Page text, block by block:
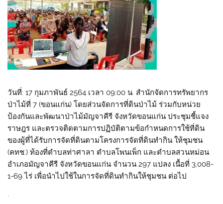
วันที่: 17 กุมภาพันธ์ 2564 เวลา 09:00 น. สำนักจัดการทรัพยากร
ป่าไม้ที่ 7 (ขอนแก่น) โดยส่วนจัดการที่ดินป่าไม้ ร่วมกับหน่วย
ป้องกันและพัฒนาป่าไม้มัญจาคีรี จังหวัดขอนแก่น ประชุมชี้แจง
ราษฎร และตรวจติดตามการปฏิบัติตามข้อกำหนดการใช้ที่ดิน
ของผู้ที่ได้รับการจัดที่ดินตามโครงการจัดที่ดินทำกิน ให้ชุมชน
(คทช.) ท้องที่ตำบลท่าศาลา ตำบลโพนเพ็ก และตำบลสวนหม่อน
อำเภอมัญจาคีรี จังหวัดขอนแก่น จำนวน 297 แปลง เนื้อที่ 3,008-
1-69 ไร่ เพื่อนำไปใช้ในการจัดที่ดินทำกินให้ชุมชน ต่อไป
.